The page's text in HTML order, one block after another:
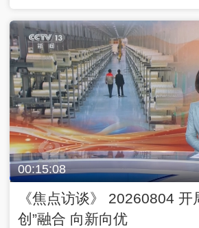
00:15:08
《焦点访谈》 20260804 开
创”融合 向新向优